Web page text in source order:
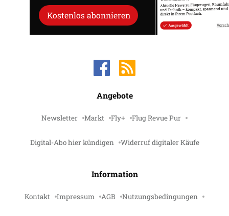
Kostenlos abonnieren
Angebote
Newsletter Markt Fly+ Flug Revue Pur
Digital-Abo hier kündigen Widerruf digitaler Käufe
Information
Kontakt Impressum AGB Nutzungsbedingungen